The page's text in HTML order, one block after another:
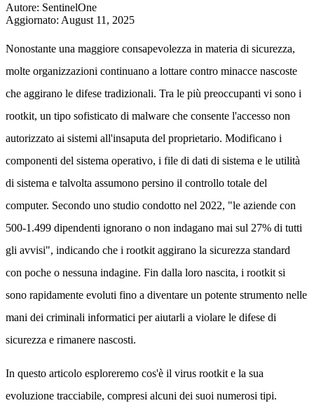
Autore: SentinelOne
Aggiornato: August 11, 2025
Nonostante una maggiore consapevolezza in materia di sicurezza,
molte organizzazioni continuano a lottare contro minacce nascoste
che aggirano le difese tradizionali. Tra le più preoccupanti vi sono i
rootkit, un tipo sofisticato di malware che consente l'accesso non
autorizzato ai sistemi all'insaputa del proprietario. Modificano i
componenti del sistema operativo, i file di dati di sistema e le utilità
di sistema e talvolta assumono persino il controllo totale del
computer. Secondo uno studio condotto nel 2022, "le aziende con
500-1.499 dipendenti ignorano o non indagano mai sul 27% di tutti
gli avvisi", indicando che i rootkit aggirano la sicurezza standard
con poche o nessuna indagine. Fin dalla loro nascita, i rootkit si
sono rapidamente evoluti fino a diventare un potente strumento nelle
mani dei criminali informatici per aiutarli a violare le difese di
sicurezza e rimanere nascosti.
In questo articolo esploreremo cos'è il virus rootkit e la sua
evoluzione tracciabile, compresi alcuni dei suoi numerosi tipi.